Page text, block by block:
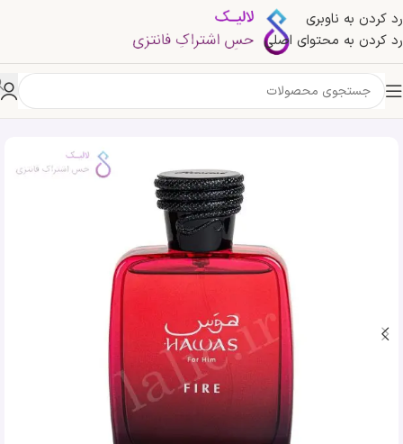
رد کردن به ناوبری
رد کردن به محتوای اصلی
خانه» فروشگاه»